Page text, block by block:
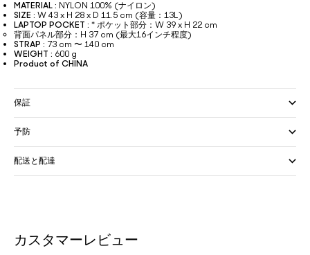
MATERIAL : NYLON 100% (ナイロン)
SIZE : W 43 x H 28 x D 11.5 cm (容量：13L)
LAPTOP POCKET : * ポケット部分：W 39 x H 22 cm
背面パネル部分：H 37 cm (最大16インチ程度)
STRAP : 73 cm 〜 140 cm
WEIGHT : 600 g
Product of CHINA
保証
予防
配送と配達
カスタマーレビュー